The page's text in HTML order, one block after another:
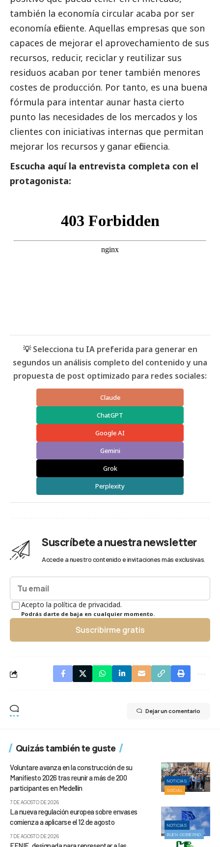
también la economía circular acaba por ser
economía eficiente. Aquellas empresas que son
capaces de mejorar el aprovechamiento de sus
recursos, reducir, reciclar y reutilizar sus
residuos acaban por tener también menores
costes de producción. Por tanto, es una buena
fórmula para intentar aunar hasta cierto
punto las necesidades de los mercados y los
clientes con iniciativas internas que permitan
mejorar los recursos y ganar eficiencia.
Escucha aquí la entrevista completa con el
protagonista:
💡 Selecciona tu IA preferida para generar en
segundos un análisis completo del contenido y una
propuesta de post optimizado para redes sociales:
Claude
ChatGPT
Google AI
Gemini
Grok
Perplexity
Suscríbete a nuestra newsletter
Accede a nuestro contenido e invitaciones más exclusivas.
Acepto la política de privacidad.
Podrás darte de baja en cualquier momento.
Suscribirme gratis
Dejar un comentario
Quizás también te guste
NOTICIAS
SOCIAL
Voluntare avanza en la construcción de su
Manifiesto 2026 tras reunir a más de 200
participantes en Medellín
7 DE AGOSTO DE 2026
NOTICIAS
BUEN GOBIERNO
La nueva regulación europea sobre envases
comienza a aplicarse el 12 de agosto
7 DE AGOSTO DE 2026